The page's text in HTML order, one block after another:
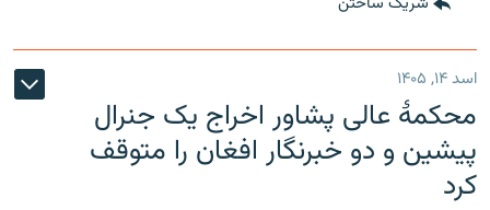
اسد ۱۴, ۱۴۰۵
محکمۀ عالی پشاور اخراج یک جنرال
پیشین و دو خبرنگار افغان را متوقف
کرد